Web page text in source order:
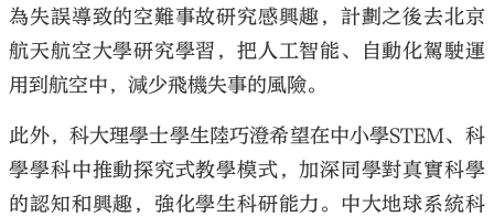
為失誤導致的空難事故研究感興趣，計劃之後去北京
航天航空大學研究學習，把人工智能、自動化駕駛運
用到航空中，減少飛機失事的風險。
此外，科大理學士學生陸巧澄希望在中小學STEM、科
學學科中推動探究式教學模式，加深同學對真實科學
的認知和興趣，強化學生科研能力。中大地球系統科